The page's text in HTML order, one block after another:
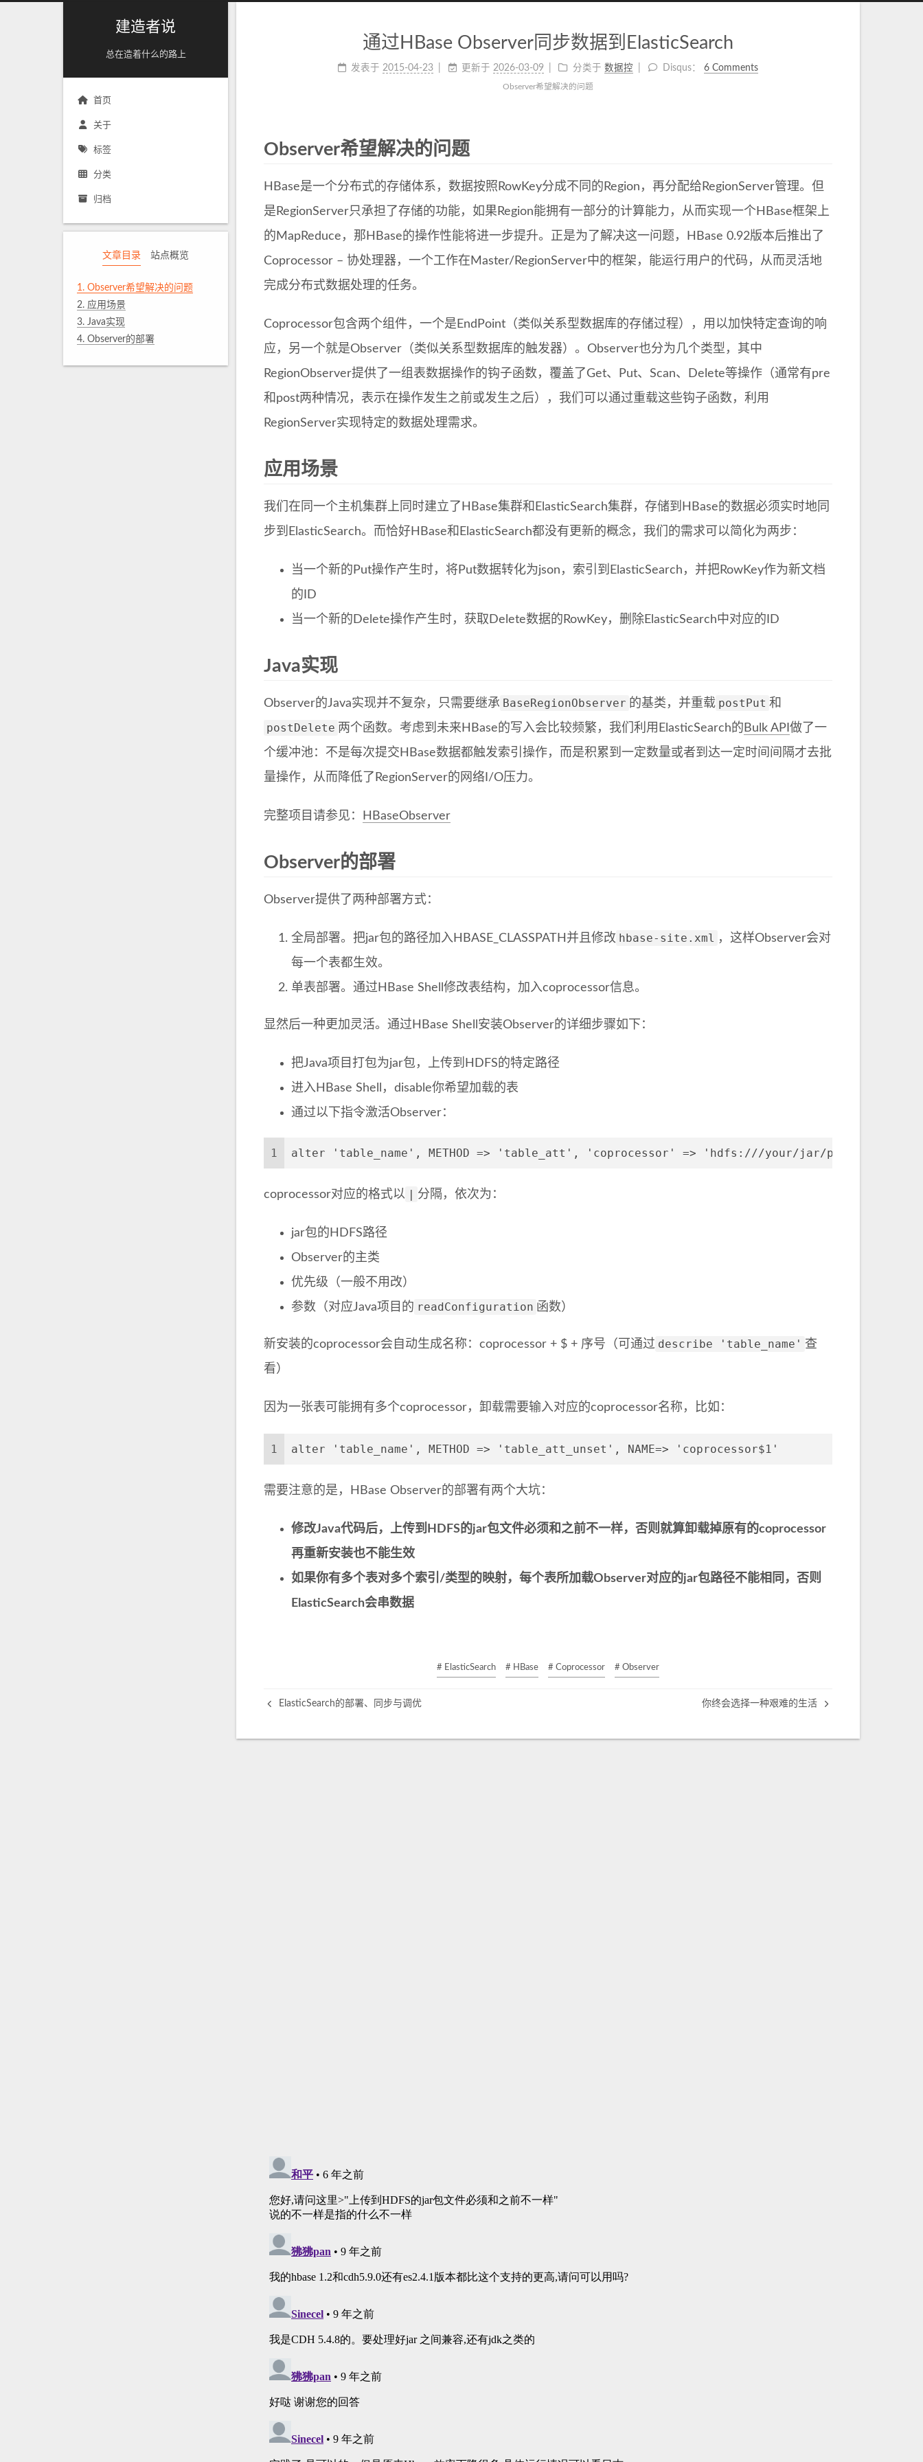
建造者说
总在造着什么的路上
首页
关于
标签
分类
归档
文章目录 站点概览
1. Observer希望解决的问题
2. 应用场景
3. Java实现
4. Observer的部署
通过HBase Observer同步数据到ElasticSearch
发表于 2015-04-23 更新于 2026-03-09 分类于 数据控 Disqus： 6 Comments
Observer希望解决的问题
Observer希望解决的问题
HBase是一个分布式的存储体系，数据按照RowKey分成不同的Region，再分配给RegionServer管理。但
是RegionServer只承担了存储的功能，如果Region能拥有一部分的计算能力，从而实现一个HBase框架上
的MapReduce，那HBase的操作性能将进一步提升。正是为了解决这一问题，HBase 0.92版本后推出了
Coprocessor – 协处理器，一个工作在Master/RegionServer中的框架，能运行用户的代码，从而灵活地
完成分布式数据处理的任务。
Coprocessor包含两个组件，一个是EndPoint（类似关系型数据库的存储过程），用以加快特定查询的响
应，另一个就是Observer（类似关系型数据库的触发器）。Observer也分为几个类型，其中
RegionObserver提供了一组表数据操作的钩子函数，覆盖了Get、Put、Scan、Delete等操作（通常有pre
和post两种情况，表示在操作发生之前或发生之后），我们可以通过重载这些钩子函数，利用
RegionServer实现特定的数据处理需求。
应用场景
我们在同一个主机集群上同时建立了HBase集群和ElasticSearch集群，存储到HBase的数据必须实时地同
步到ElasticSearch。而恰好HBase和ElasticSearch都没有更新的概念，我们的需求可以简化为两步：
当一个新的Put操作产生时，将Put数据转化为json，索引到ElasticSearch，并把RowKey作为新文档
的ID
当一个新的Delete操作产生时，获取Delete数据的RowKey，删除ElasticSearch中对应的ID
Java实现
Observer的Java实现并不复杂，只需要继承 BaseRegionObserver 的基类，并重载 postPut 和
postDelete 两个函数。考虑到未来HBase的写入会比较频繁，我们利用ElasticSearch的 Bulk API 做了一
个缓冲池：不是每次提交HBase数据都触发索引操作，而是积累到一定数量或者到达一定时间间隔才去批
量操作，从而降低了RegionServer的网络I/O压力。
完整项目请参见： HBaseObserver
Observer的部署
Observer提供了两种部署方式：
全局部署。把jar包的路径加入HBASE_CLASSPATH并且修改 hbase-site.xml ，这样Observer会对
每一个表都生效。
单表部署。通过HBase Shell修改表结构，加入coprocessor信息。
显然后一种更加灵活。通过HBase Shell安装Observer的详细步骤如下：
把Java项目打包为jar包，上传到HDFS的特定路径
进入HBase Shell，disable你希望加载的表
通过以下指令激活Observer：
1 alter 'table_name', METHOD => 'table_att', 'coprocessor' => 'hdfs:///your/jar/path/on/
coprocessor对应的格式以 | 分隔，依次为：
jar包的HDFS路径
Observer的主类
优先级（一般不用改）
参数（对应Java项目的 readConfiguration 函数）
新安装的coprocessor会自动生成名称：coprocessor + $ + 序号（可通过 describe 'table_name' 查
看）
因为一张表可能拥有多个coprocessor，卸载需要输入对应的coprocessor名称，比如：
1 alter 'table_name', METHOD => 'table_att_unset', NAME=> 'coprocessor$1'
需要注意的是，HBase Observer的部署有两个大坑：
修改Java代码后，上传到HDFS的jar包文件必须和之前不一样，否则就算卸载掉原有的coprocessor
再重新安装也不能生效
如果你有多个表对多个索引/类型的映射，每个表所加载Observer对应的jar包路径不能相同，否则
ElasticSearch会串数据
# ElasticSearch # HBase # Coprocessor # Observer
ElasticSearch的部署、同步与调优 你终会选择一种艰难的生活